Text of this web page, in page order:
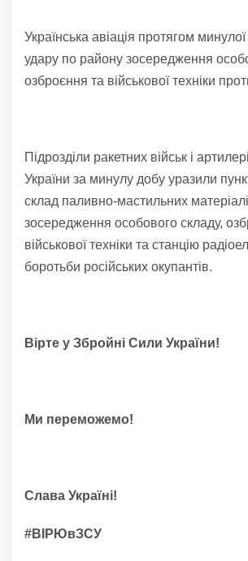
Українська авіація протягом
удару по району зосередження
озброєння та військової техніки
Підрозділи ракетних військ і
України за минулу добу уразили
склад паливно-мастильних
зосередження особового складу,
військової техніки та станцію
боротьби російських окупантів.
Вірте у Збройні Сили України!
Ми переможемо!
Слава Україні!
#ВІРЮвЗСУ